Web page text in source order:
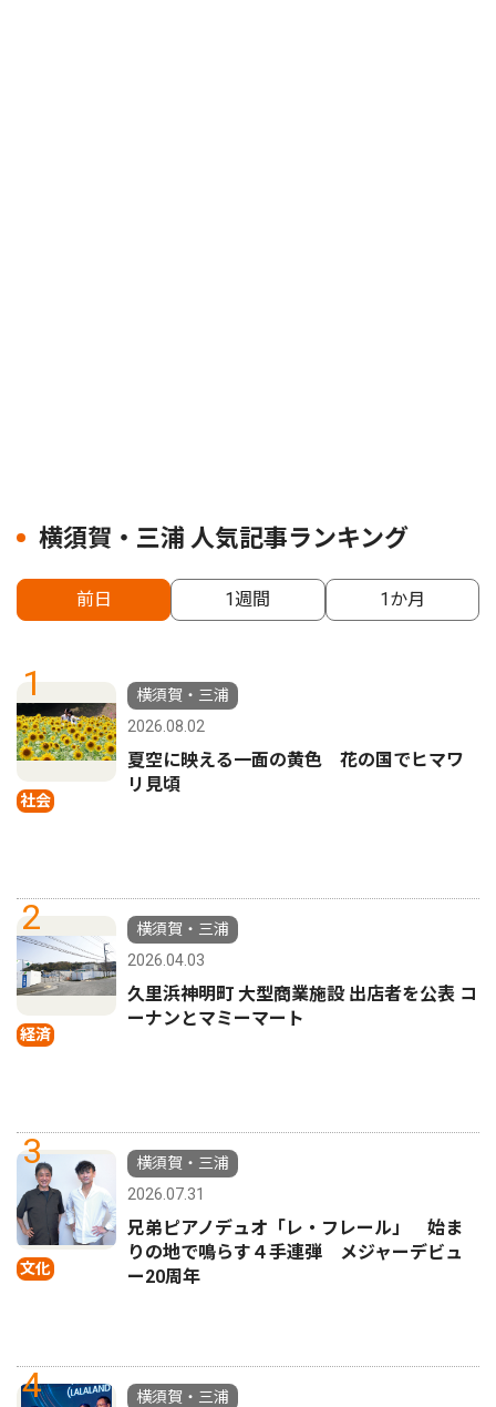
横須賀・三浦 人気記事ランキング
前日 1週間 1か月
1
社会
横須賀・三浦
2026.08.02
夏空に映える一面の黄色 花の国でヒマワ
リ見頃
2
経済
横須賀・三浦
2026.04.03
久里浜神明町 大型商業施設 出店者を公表 コ
ーナンとマミーマート
3
文化
横須賀・三浦
2026.07.31
兄弟ピアノデュオ「レ・フレール」 始ま
りの地で鳴らす４手連弾 メジャーデビュ
ー20周年
4
横須賀・三浦